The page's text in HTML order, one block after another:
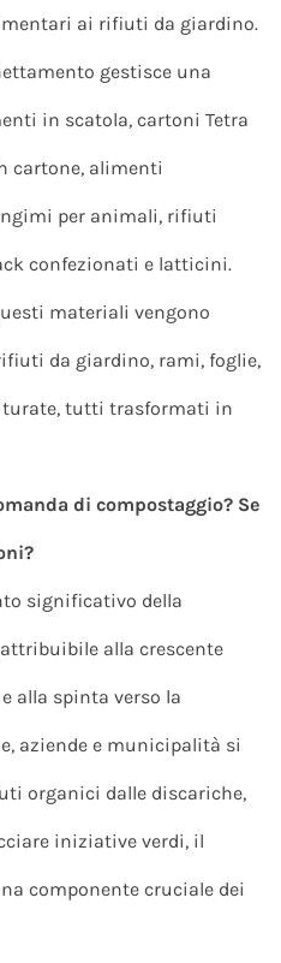
ai rifiuti da giardino.
gestisce una
in scatola, cartoni Tetra
cartone, alimenti
per animali, rifiuti
confezionati e latticini.
materiali vengono
da giardino, rami, foglie,
tutti trasformati in
di compostaggio? Se
significativo della
alla crescente
alla spinta verso la
aziende e municipalità si
organici dalle discariche,
iniziative verdi, il
componente cruciale dei